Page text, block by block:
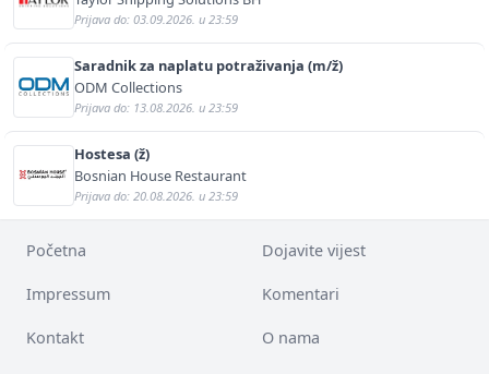
Prijava do: 03.09.2026. u 23:59
Saradnik za naplatu potraživanja (m/ž)
ODM Collections
Prijava do: 13.08.2026. u 23:59
Hostesa (ž)
Bosnian House Restaurant
Prijava do: 20.08.2026. u 23:59
Početna Dojavite vijest
Impressum Komentari
Kontakt O nama